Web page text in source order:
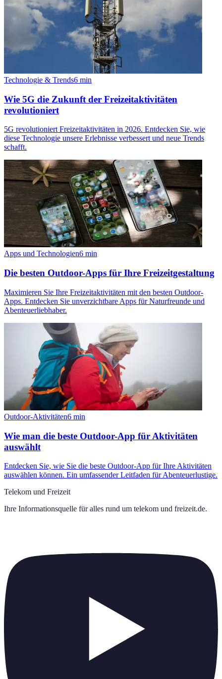
Technologie & Trends6 min
Wie 5G die Zukunft der Freizeitaktivitäten
revolutioniert
5G revolutioniert Freizeitaktivitäten in 2026. Entdecken Sie, wie
diese Technologie unsere Erlebnisse verbessert und neue Trends
schafft.
Apps und Technologien6 min
Die besten Outdoor-Apps für Ihre Freizeitgestaltung
Maximieren Sie Ihre Freizeitaktivitäten mit den besten Outdoor-
Apps. Entdecken Sie unverzichtbare Apps für Naturfreunde und
Abenteuerliebhaber.
Outdoor-Aktivitäten6 min
Wie man die beste Outdoor-App für Aktivitäten
auswählt
Entdecken Sie, wie Sie die beste Outdoor-App für Ihre Aktivitäten
auswählen können. Ein umfassender Leitfaden für Abenteuerlustige.
Telekom und Freizeit
Ihre Informationsquelle für alles rund um telekom und freizeit.de.